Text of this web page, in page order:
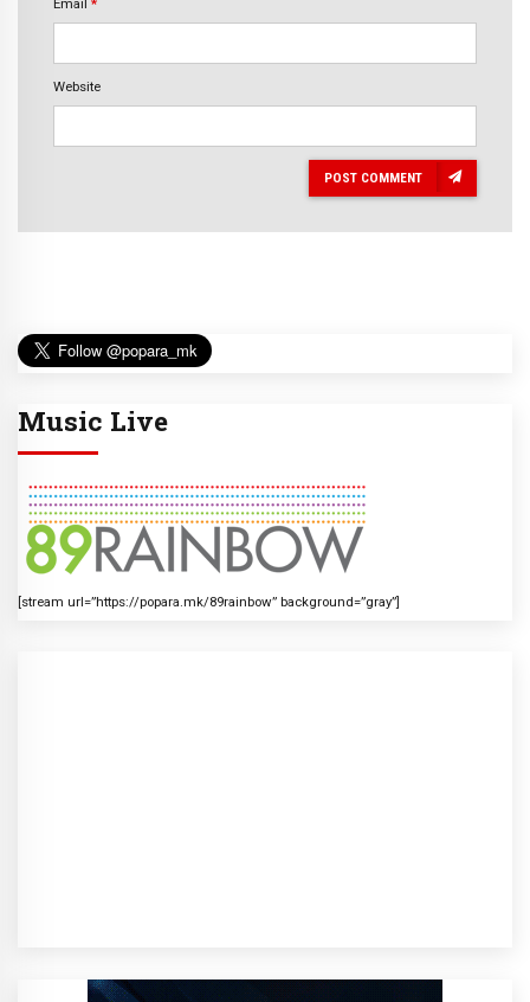
Email *
Website
POST COMMENT
Music Live
[stream url=”https://popara.mk/89rainbow” background=”gray”]